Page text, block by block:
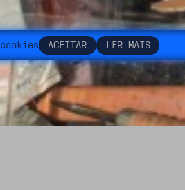
cookies ACEITAR LER MAIS